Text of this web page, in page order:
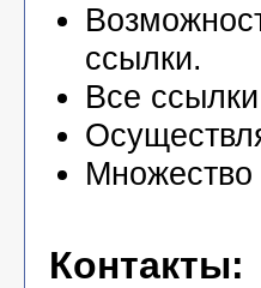
ссылки.
Все
Множество
Контакты: